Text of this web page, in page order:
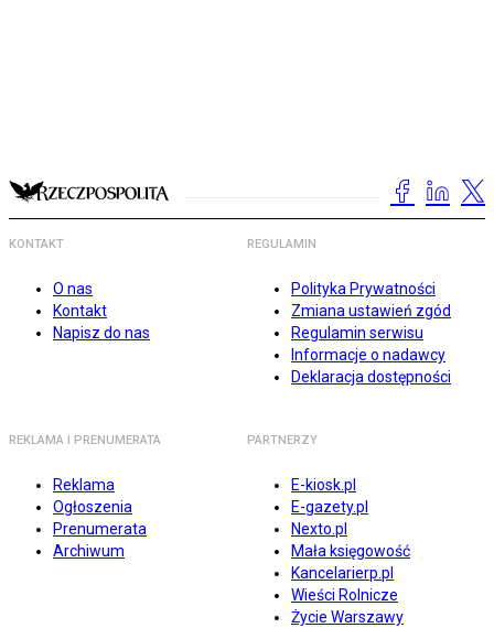
KONTAKT
O nas
Kontakt
Napisz do nas
REGULAMIN
Polityka Prywatności
Zmiana ustawień zgód
Regulamin serwisu
Informacje o nadawcy
Deklaracja dostępności
REKLAMA I PRENUMERATA
Reklama
Ogłoszenia
Prenumerata
Archiwum
PARTNERZY
E-kiosk.pl
E-gazety.pl
Nexto.pl
Mała księgowość
Kancelarierp.pl
Wieści Rolnicze
Życie Warszawy